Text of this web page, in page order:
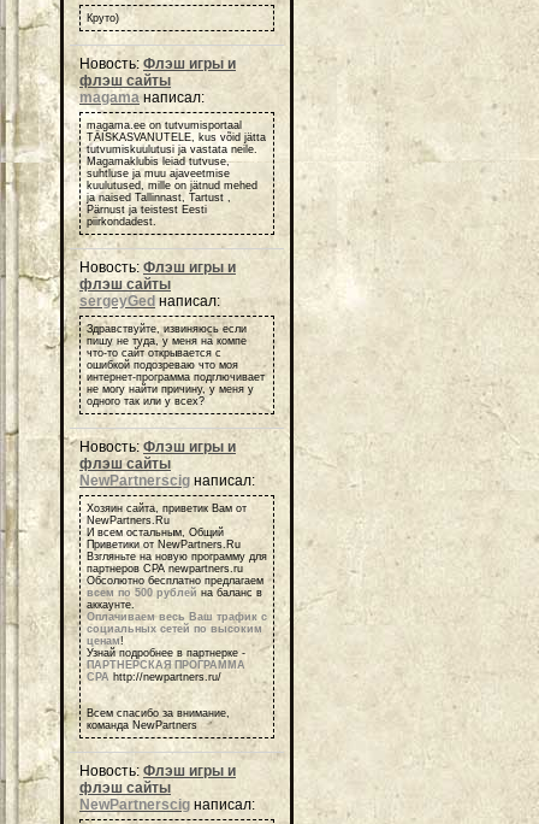
Круто)
Новость: Флэш игры и
флэш сайты
magamaнаписал:
magama.ee on tutvumisportaal
TÄISKASVANUTELE, kus võid jätta
tutvumiskuulutusi ja vastata neile.
Magamaklubis leiad tutvuse,
suhtluse ja muu ajaveetmise
kuulutused, mille on jätnud mehed
ja naised Tallinnast, Tartust ,
Pärnust ja teistest Eesti
piirkondadest.
Новость: Флэш игры и
флэш сайты
sergeyGed написал:
Здравствуйте, извиняюсь если
пишу не туда, у меня на компе
что-то сайт открывается с
ошибкой подозреваю что моя
интернет-программа подглючивает
не могу найти причину, у меня у
одного так или у всех?
Новость: Флэш игры и
флэш сайты
NewPartnerscig написал:
Хозяин сайта, приветик Вам от
NewPartners.Ru
И всем остальным, Общий
Приветики от NewPartners.Ru
Взгляньте на новую программу для
партнеров СРА newpartners.ru
Обсолютно бесплатно предлагаем
всем по 500 рублей на баланс в
аккаунте.
Оплачиваем весь Ваш трафик с
социальных сетей по высоким
ценам!
Узнай подробнее в партнерке -
ПАРТНЕРСКАЯ ПРОГРАММА
СРА http://newpartners.ru/
Всем спасибо за внимание,
команда NewPartners
Новость: Флэш игры и
флэш сайты
NewPartnerscig написал: